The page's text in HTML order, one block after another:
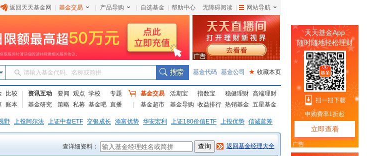
返回天天基金网 基金交易 产品导购 自选基金 帮助中心 无障碍阅读 网站导航
请输入基金代码、名称或简拼 基金代码 基金公司 ★ 收藏本页
比较
账本
资讯互动 要闻 观点 学校
专题
基金研究
策略 私募 基金吧 直播
基金交易 活期宝 指数宝 稳健理财 高端理财
基金超市
基金导购 收益排行 热销基金 五星基金
野 上投阿尔法 上证中盘ETF 交银成长 添富优势 华安宏利 上证180价值ETF 上投优势 信诚蓝筹
查详细资料： 返回基金经理大全